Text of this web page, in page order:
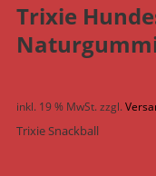
Trixie
inkl. 19 % MwSt. zzgl.
Trixie Snackball